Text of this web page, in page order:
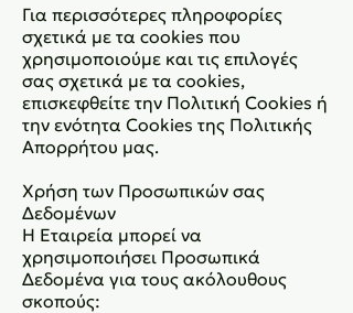
Για περισσότερες πληροφορίες
σχετικά με τα cookies που
χρησιμοποιούμε και τις επιλογές
σας σχετικά με τα cookies,
επισκεφθείτε την Πολιτική Cookies ή
την ενότητα Cookies της Πολιτικής
Απορρήτου μας.
Χρήση των Προσωπικών σας
Δεδομένων
Η Εταιρεία μπορεί να
χρησιμοποιήσει Προσωπικά
Δεδομένα για τους ακόλουθους
σκοπούς: